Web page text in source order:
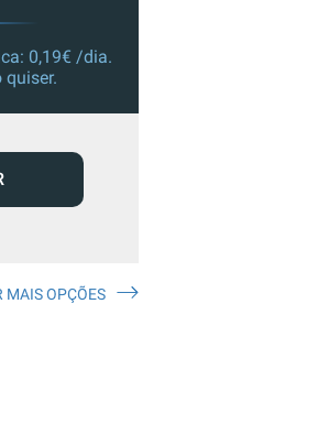
0,19€ /dia.
quiser.
MAIS OPÇÕES